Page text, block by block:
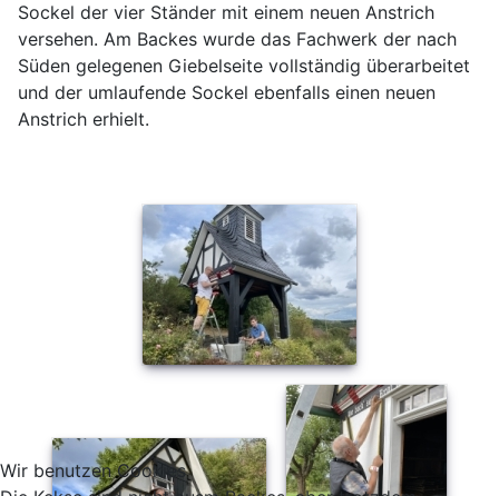
Sockel der vier Ständer mit einem neuen Anstrich
versehen. Am Backes wurde das Fachwerk der nach
Süden gelegenen Giebelseite vollständig überarbeitet
und der umlaufende Sockel ebenfalls einen neuen
Anstrich erhielt.
Wir benutzen Cookies